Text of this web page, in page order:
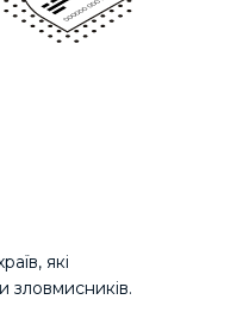
які
зловмисників.